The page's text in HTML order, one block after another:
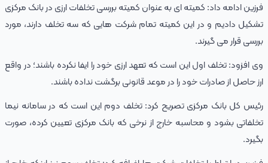
فرزین ادامه داد: کمیته ‌ای به‌ عنوان کمیته بررسی تخلفات ارزی در بانک مرکزی
تشکیل دادیم و در این کمیته تمام شرکت‌ هایی که سه تخلف دارند، مورد
بررسی قرار می‌ گیرند.
وی افزود: تخلف اول این است که تعهد ارزی خود را ایفا نکرده باشند؛ در واقع
ارز حاصل از صادرات خود را در موعد قانونی برگشت نداده باشند.
رئیس کل بانک مرکزی تصریح کرد: تخلف دوم این است که در سامانه نیما
تخلفاتی بشود و محاسبه خارج از نرخی که بانک مرکزی تعیین کرده، صورت
بگیرد.